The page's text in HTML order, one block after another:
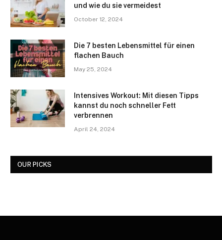
und wie du sie vermeidest
October 12, 2024
Die 7 besten Lebensmittel für einen
flachen Bauch
May 25, 2024
Intensives Workout: Mit diesen Tipps
kannst du noch schneller Fett
verbrennen
April 24, 2024
OUR PICKS